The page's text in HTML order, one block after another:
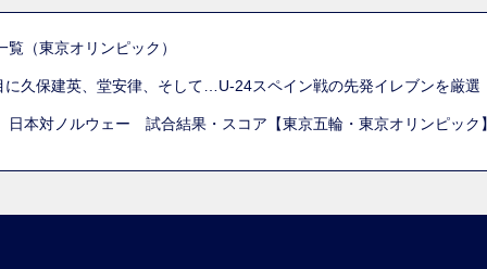
（東京オリンピック）
久保建英、堂安律、そして…U-24スペイン戦の先発イレブンを厳選
本対ノルウェー 試合結果・スコア【東京五輪・東京オリンピック